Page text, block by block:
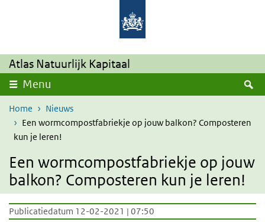
Overslaan en naar de inhoud gaan
Atlas Natuurlijk Kapitaal
Menu
Home
Nieuws
Een wormcompostfabriekje op jouw balkon? Composteren
kun je leren!
Een wormcompostfabriekje op jouw
balkon? Composteren kun je leren!
Publicatiedatum 12-02-2021 | 07:50